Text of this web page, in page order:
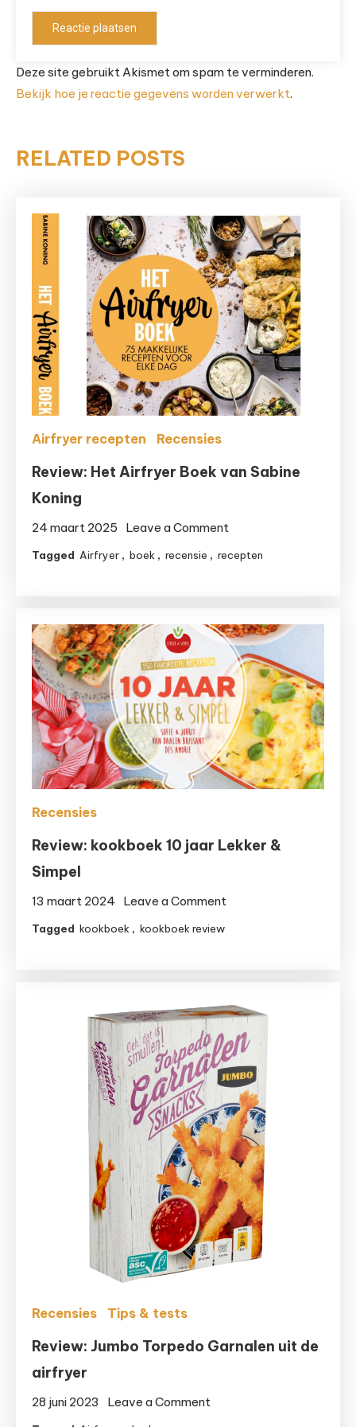
Deze site gebruikt Akismet om spam te verminderen.
Bekijk hoe je reactie gegevens worden verwerkt.
RELATED POSTS
Airfryer recepten Recensies
Review: Het Airfryer Boek van Sabine
Koning
24 maart 2025 Leave a Comment
Review:
van
Sabine
Koning
Tagged Airfryer , boek , recensie , recepten
Recensies
Review: kookboek 10 jaar Lekker &
Simpel
13 maart 2024 Leave a Comment
Lekker
Simpel
Tagged kookboek , kookboek review
Recensies Tips & tests
Review: Jumbo Torpedo Garnalen uit de
airfryer
28 juni 2023 Leave a Comment